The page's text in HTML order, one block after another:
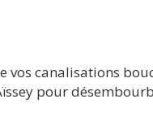
canalisations
pour